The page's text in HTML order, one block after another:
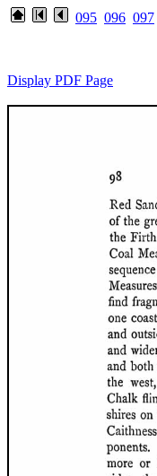
095 096 097
Display PDF Page